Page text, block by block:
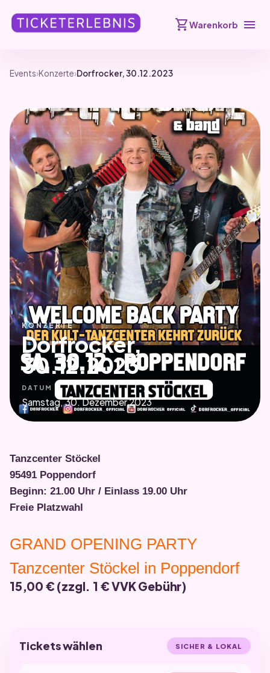
shopping_cartWarenkorb menu
Events›Konzerte›Dorfrocker, 30.12.2023
KONZERTE
Dorfrocker,
30.12.2023
DATUM
Samstag, 30. Dezember 2023
Tanzcenter Stöckel
95491 Poppendorf
Beginn: 21.00 Uhr / Einlass 19.00 Uhr
Freie Platzwahl
GRAND OPENING PARTY
Tanzcenter Stöckel in Poppendorf
15,00 € (zzgl. 1 € VVK Gebühr)
Tickets wählen SICHER & LOKAL